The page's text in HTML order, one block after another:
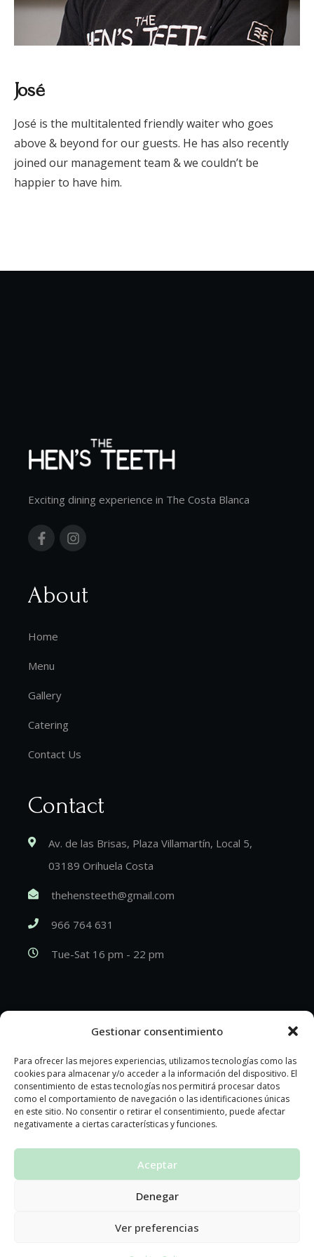
Gestionar consentimiento
Para ofrecer las mejores experiencias, utilizamos tecnologías como las
cookies para almacenar y/o acceder a la información del dispositivo. El
consentimiento de estas tecnologías nos permitirá procesar datos
como el comportamiento de navegación o las identificaciones únicas
en este sitio. No consentir o retirar el consentimiento, puede afectar
negativamente a ciertas características y funciones.
Aceptar
Denegar
Ver preferencias
José
José is the multitalented friendly waiter who goes
above & beyond for our guests. He has also recently
joined our management team & we couldn’t be
happier to have him.
Exciting dining experience in The Costa Blanca
About
Home
Menu
Gallery
Catering
Contact Us
Contact
Av. de las Brisas, Plaza Villamartín, Local 5,
03189 Orihuela Costa
thehensteeth@gmail.com
966 764 631
Tue-Sat 16 pm - 22 pm
Accesibility